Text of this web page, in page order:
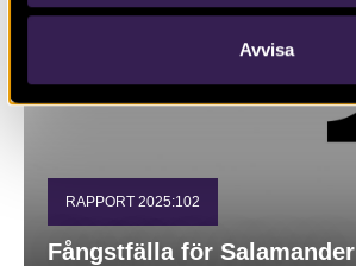
Avvisa
RAPPORT 2025:102
Fångstfälla för Salamander